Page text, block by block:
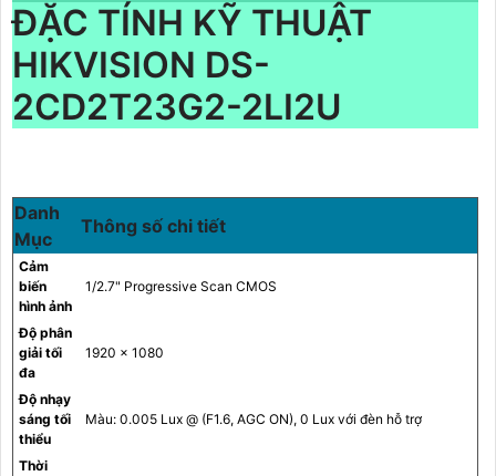
ĐẶC TÍNH KỸ THUẬT
HIKVISION DS-
2CD2T23G2-2LI2U
Danh
Mục
Thông số chi tiết
Cảm
biến
hình ảnh
1/2.7" Progressive Scan CMOS
Độ phân
giải tối
đa
1920 × 1080
Độ nhạy
sáng tối
thiểu
Màu: 0.005 Lux @ (F1.6, AGC ON), 0 Lux với đèn hỗ trợ
Thời